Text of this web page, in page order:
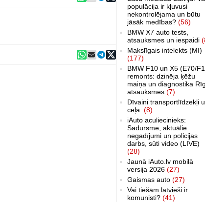
populācija ir kļuvusi
nekontrolējama un būtu
jāsāk medības? (56)
BMW X7 auto tests,
atsauksmes un iespaidi
Makslīgais intelekts (MI)
(177)
BMW F10 un X5 (E70/
remonts: dzinēja ķēžu
maiņa un diagnostika
atsauksmes (7)
Dīvaini transportlīdzekļi
ceļa. (8)
iAuto aculiecinieks:
Sadursme, aktuālie
negadījumi un policijas
darbs, sūti video (LIVE)
(28)
Jaunā iAuto.lv mobilā
versija 2026 (27)
Gaismas auto (27)
Vai tiešām latvieši ir
komunisti? (41)